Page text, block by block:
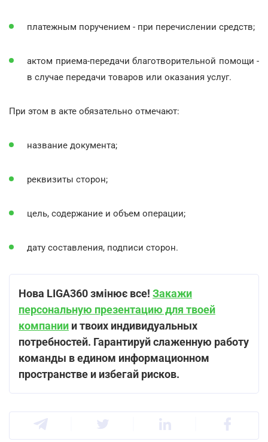
платежным поручением - при перечислении средств;
актом приема-передачи благотворительной помощи -
в случае передачи товаров или оказания услуг.
При этом в акте обязательно отмечают:
название документа;
реквизиты сторон;
цель, содержание и объем операции;
дату составления, подписи сторон.
Нова LIGA360 змінює все! Закажи
персональную презентацию для твоей
компании и твоих индивидуальных
потребностей. Гарантируй слаженную работу
команды в едином информационном
пространстве и избегай рисков.